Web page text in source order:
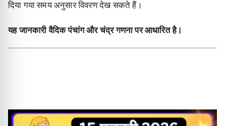
दिया गया समय अनुसार विवरण देख सकते हैं।
यह जानकारी वैदिक पंचांग और चंद्र गणना पर आधारित है।